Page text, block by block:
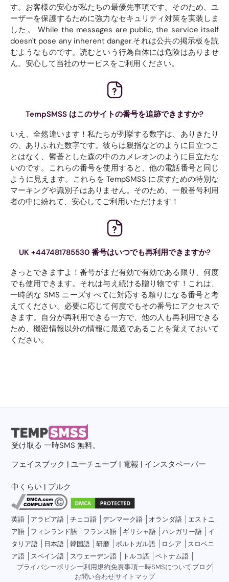
す。お客様の安心が私たちの最優先事項です。そのため、ユ
ーザーを保護するために強力なセキュリティ対策を実装しま
した。 While the messages are public, the service itself
doesn't pose any inherent danger.それは公共の掲示板を読
むようなものです。読むという行為自体には危険はありませ
ん。安心して当社のサービスをご利用ください。
TempSMSS はこのサイトの番号を追跡できますか?
いえ、全然違います！私たちが列挙する数字は、ありきたり
の、ありふれた数字です。彼らは親指などのように目立つこ
とはなく、鬱蒼とした森の中のカメレオンのように目立たな
いのです。これらの番号を使用すると、他の電話番号と同じ
ように見えます。これらを TempSMSS に戻すための特別な
マーキングや識別子はありません。そのため、一般番号利用
者の中に紛れて、安心してご利用いただけます！
UK +447481785530 番号はいつでも再利用できますか?
きっとできますよ！番号がまだ有効で有効である限り、何度
でも使用できます。それは与え続ける贈り物です！これは、
一時的な SMS ニーズすべてに対応する頼りになる番号と考
えてください。必要に応じて何度でもその番号にアクセスで
きます。自分が再利用できる一方で、他の人も再利用できる
ため、機密情報以外の情報に最適であることを覚えておいて
ください。
受け取る一時SMS 無料。
フェイスブック |ユーチューブ | 電報 | インスタペーパー
中くらい | プルク
英語 アラビア語 チェコ語 デンマーク語 オランダ語
エストニ
ア語
フィンランド語 フランス語 ギリシャ語 ハンガリー語
イ
タリア語
日本語 韓国語 研磨 ポルトガル語 ロシア
スロベニ
ア語
スペイン語 スウェーデン語 トルコ語
ベトナム語
プライバシーポリシー利用規約免責事項一時SMSについてブログ
お問い合わせサイトマップ